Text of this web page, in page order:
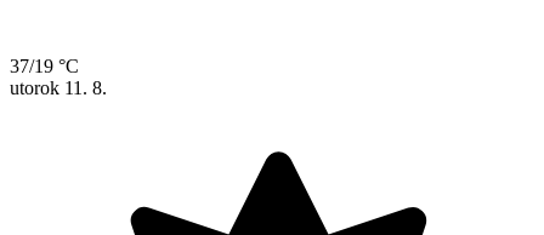
37/19 °C
utorok 11. 8.